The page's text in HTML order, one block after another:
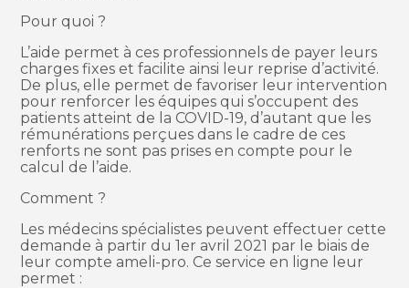
Pour quoi ?
L’aide permet à ces professionnels de payer leurs
charges fixes et facilite ainsi leur reprise d’activité.
De plus, elle permet de favoriser leur intervention
pour renforcer les équipes qui s’occupent des
patients atteint de la COVID-19, d’autant que les
rémunérations perçues dans le cadre de ces
renforts ne sont pas prises en compte pour le
calcul de l’aide.
Comment ?
Les médecins spécialistes peuvent effectuer cette
demande à partir du 1er avril 2021 par le biais de
leur compte ameli-pro. Ce service en ligne leur
permet :